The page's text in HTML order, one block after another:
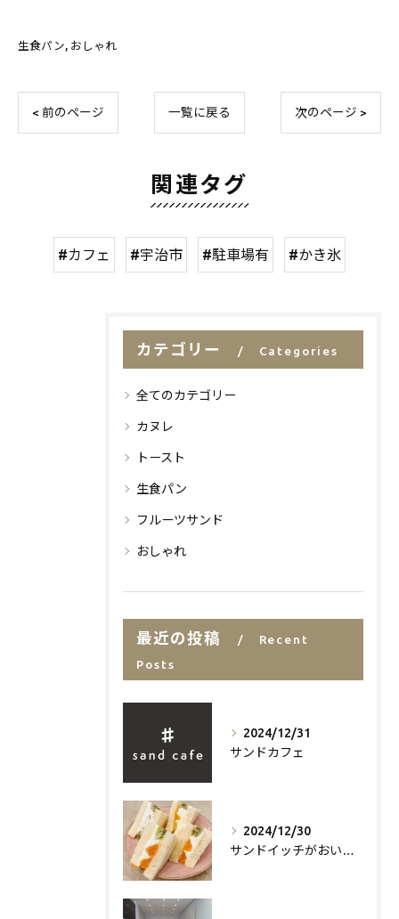
生食パン おしゃれ
< 前のページ 一覧に戻る 次のページ >
関連タグ
#カフェ #宇治市 #駐車場有 #かき氷
カテゴリー Categories
全てのカテゴリー
カヌレ
トースト
生食パン
フルーツサンド
おしゃれ
最近の投稿
Recent
Posts
2024/12/31
サンドカフェ
2024/12/30
サンドイッチがおいしいお店